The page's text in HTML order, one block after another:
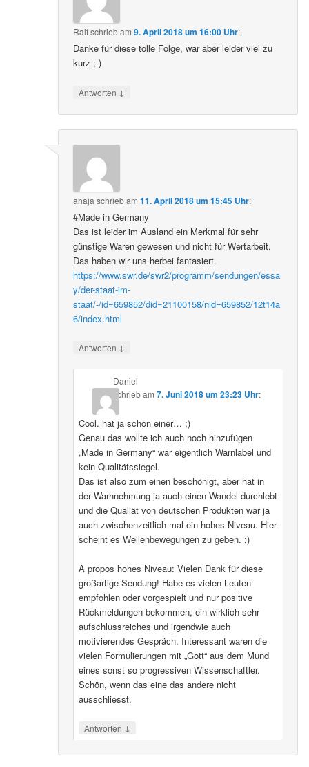
Ralfschriebam9. April 2018 um 16:00 Uhr:
Danke für diese tolle Folge, war aber leider viel zu
kurz ;-)
Antworten ↓
ahaja schriebam11. April 2018 um 15:45 Uhr:
#Made in Germany
Das ist leider im Ausland ein Merkmal für sehr
günstige Waren gewesen und nicht für Wertarbeit.
Das haben wir uns herbei fantasiert.
https://www.swr.de/swr2/programm/sendungen/essa
y/der-staat-im-
staat/-/id=659852/did=21100158/nid=659852/12t14a
6/index.html
Antworten ↓
Daniel
schriebam 7. Juni 2018 um 23:23 Uhr:
Cool. hat ja schon einer… ;)
Genau das wollte ich auch noch hinzufügen
„Made in Germany“ war eigentlich Warnlabel und
kein Qualitätssiegel.
Das ist also zum einen beschönigt, aber hat in
der Warhnehmung ja auch einen Wandel durchlebt
und die Qualiät von deutschen Produkten war ja
auch zwischenzeitlich mal ein hohes Niveau. Hier
scheint es Wellenbewegungen zu geben. ;)
A propos hohes Niveau: Vielen Dank für diese
großartige Sendung! Habe es vielen Leuten
empfohlen oder vorgespielt und nur positive
Rückmeldungen bekommen, ein wirklich sehr
aufschlussreiches und irgendwie auch
motivierendes Gespräch. Interessant waren die
vielen Formulierungen mit „Gott“ aus dem Mund
eines sonst so progressiven Wissenschaftler.
Schön, wenn das eine das andere nicht
ausschliesst.
Antworten ↓